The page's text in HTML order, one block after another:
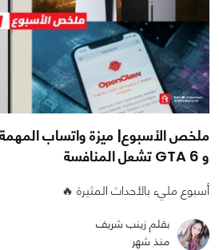
و GTA 6 تشعل المنافسة
أسبوع مليء بالأحداث المثيرة 🔥
بقلم زينب شريف
منذ شهر